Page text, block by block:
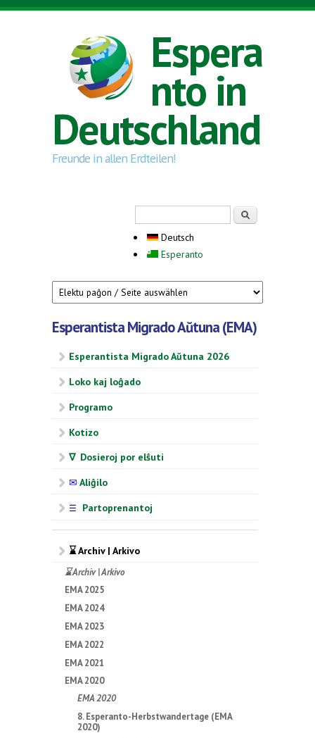
Direkt zum Inhalt
Espera
nto in
Deutschland
Freunde in allen Erdteilen!
Deutsch
Esperanto
Esperantista Migrado Aŭtuna (EMA)
Esperantista Migrado Aŭtuna 2026
Loko kaj loĝado
Programo
Kotizo
∇ Dosieroj por elŝuti
✉ Aliĝilo
☰ Partoprenantoj
⌛ Archiv | Arkivo
⌛ Archiv | Arkivo
EMA 2025
EMA 2024
EMA 2023
EMA 2022
EMA 2021
EMA 2020
EMA 2020
8. Esperanto-Herbstwandertage (EMA
2020)